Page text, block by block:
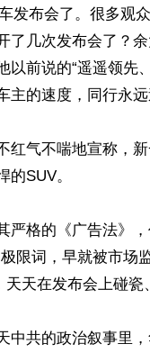
发布会了。很多观
了几次发布会了？
以前说的“遥遥领先
主的速​​度，同行永远
红气不喘地宣称，
SUV。
严格的《广告法》
限词，早就被市场
天天在发布会上碰
中共的政治叙事里